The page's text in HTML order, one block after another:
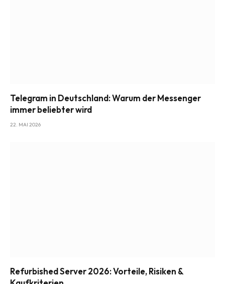
Telegram in Deutschland: Warum der Messenger
immer beliebter wird
22. MAI 2026
Refurbished Server 2026: Vorteile, Risiken &